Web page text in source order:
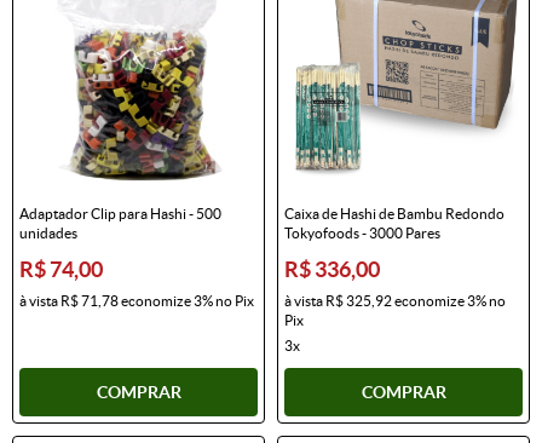
Adaptador Clip para Hashi - 500
unidades
R$ 74,00
à vista R$ 71,78economize3%no Pix
COMPRAR
Caixa de Hashi de Bambu Redondo
Tokyofoods - 3000 Pares
R$ 336,00
à vista R$ 325,92economize3%no
Pix
3x
COMPRAR